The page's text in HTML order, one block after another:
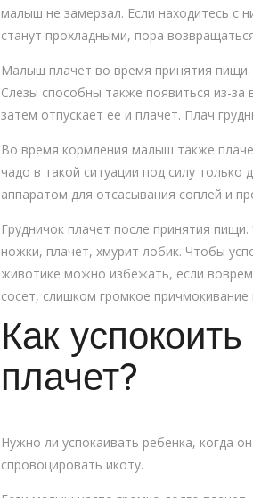
малыш не замерзал. Если находитесь с
станут прохладными, пора
Малыш плачет во время принятия
Слезы способны также появиться из-за
затем отпускает ее и плачет. Плач
Во время кормления малыш также
чадо в такой ситуации под силу
аппаратом для отсасывания соплей и
Грудничок плачет после принятия
ножки, плачет, хмурит лобик. Чтобы
животике можно избежать, если
сосет, слишком громкое
Как
плачет?
Нужно ли успокаивать ребенка, когда
спровоцировать икоту.